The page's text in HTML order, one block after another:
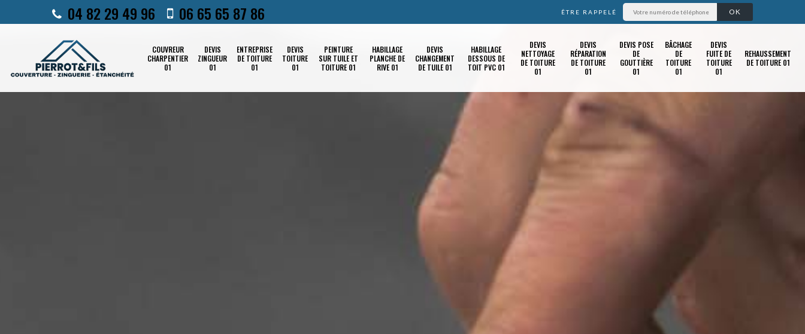
04 82 29 49 96 06 65 65 87 86 ÊTRE RAPPELÉ
COUVREUR
CHARPENTIER
01
DEVIS
ZINGUEUR
01
ENTREPRISE
DE TOITURE
01
DEVIS
TOITURE
01
PEINTURE
SUR TUILE ET
TOITURE 01
HABILLAGE
PLANCHE DE
RIVE 01
DEVIS
CHANGEMENT
DE TUILE 01
HABILLAGE
DESSOUS DE
TOIT PVC 01
DEVIS
NETTOYAGE
DE TOITURE
01
DEVIS
RÉPARATION
DE TOITURE
01
DEVIS POSE
DE
GOUTTIÈRE
01
BÂCHAGE
DE
TOITURE
01
DEVIS
FUITE DE
TOITURE
01
REHAUSSEMENT
DE TOITURE 01